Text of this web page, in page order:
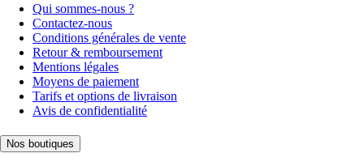
Qui sommes-nous ?
Contactez-nous
Conditions générales de vente
Retour & remboursement
Mentions légales
Moyens de paiement
Tarifs et options de livraison
Avis de confidentialité
Nos boutiques